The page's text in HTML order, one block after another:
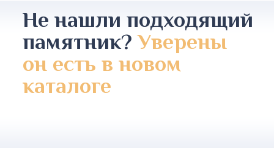
Не нашли подходящий
памятник?Уверены
он есть в новом
каталоге